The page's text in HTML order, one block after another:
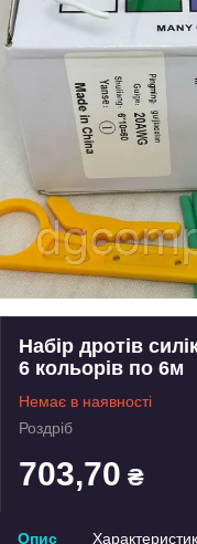
Набір дротів
6 кольорів по 6м
Немає в наявності
Роздріб
703,70 ₴
Опис